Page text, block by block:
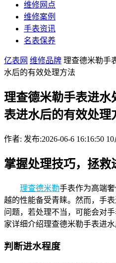
维修网点
维修案例
手表资讯
名表保养
亿表网 维修品牌 理查德米勒手
水后的有效处理方法
理查德米勒手表进水
表进水后的有效处理
作者: 发布:2026-06-6 16:16:50 10
掌握处理技巧，拯救
理查德米勒手表作为高端
越的性能备受青睐。然而，手
问题，若处理不当，可能会对
家详细介绍理查德米勒手表进水
判断进水程度